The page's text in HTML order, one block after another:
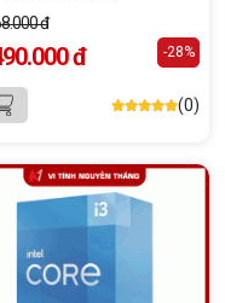
đ
đ -28%
(0)